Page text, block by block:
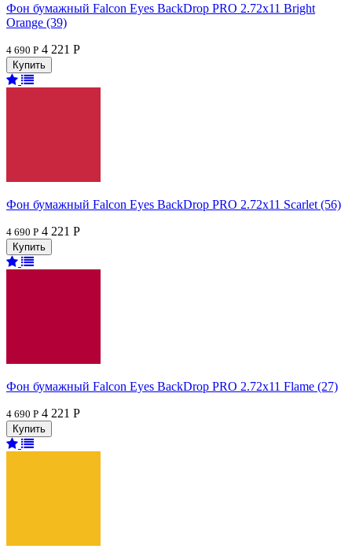
Фон бумажный Falcon Eyes BackDrop PRO 2.72x11 Bright
Orange (39)
4 690 Р 4 221 Р
Фон бумажный Falcon Eyes BackDrop PRO 2.72x11 Scarlet (56)
4 690 Р 4 221 Р
Фон бумажный Falcon Eyes BackDrop PRO 2.72x11 Flame (27)
4 690 Р 4 221 Р